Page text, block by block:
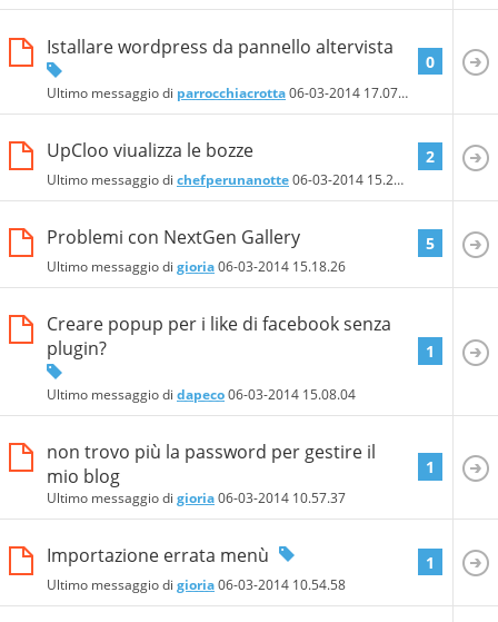
Istallare wordpress da pannello altervista
Ultimo messaggio di parrocchiacrotta06-03-2014 17.07.25
0
UpCloo viualizza le bozze
Ultimo messaggio di chefperunanotte06-03-2014 15.28.12
2
Problemi con NextGen Gallery
Ultimo messaggio di gioria06-03-2014 15.18.26
5
Creare popup per i like di facebook senza
plugin?
Ultimo messaggio di dapeco06-03-2014 15.08.04
1
non trovo più la password per gestire il
mio blog
Ultimo messaggio di gioria06-03-2014 10.57.37
1
Importazione errata menù
Ultimo messaggio di gioria06-03-2014 10.54.58
1